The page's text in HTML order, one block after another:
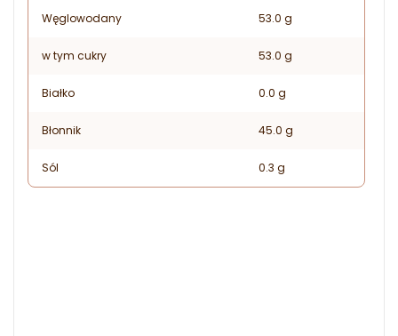
Węglowodany 53.0 g
w tym cukry 53.0 g
Białko 0.0 g
Błonnik 45.0 g
Sól 0.3 g